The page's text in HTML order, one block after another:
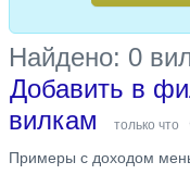
Найдено: 0
Добавить в
вилкам
только что
Примеры с доходом